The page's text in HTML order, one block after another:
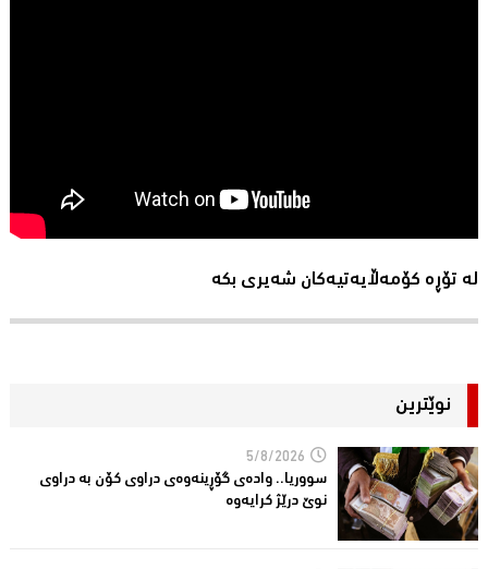
لە تۆڕە کۆمەڵایەتیەکان شەیری بکە
نوێترین
5/8/2026
سووریا.. واده‌ی گۆڕینه‌وه‌ی دراوی كۆن به‌ دراوی
نوێ درێژ كرایه‌وه‌